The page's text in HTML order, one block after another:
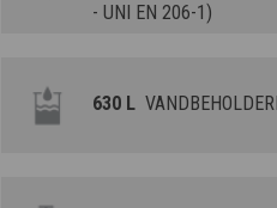
- UNI EN 206-1)
630 L